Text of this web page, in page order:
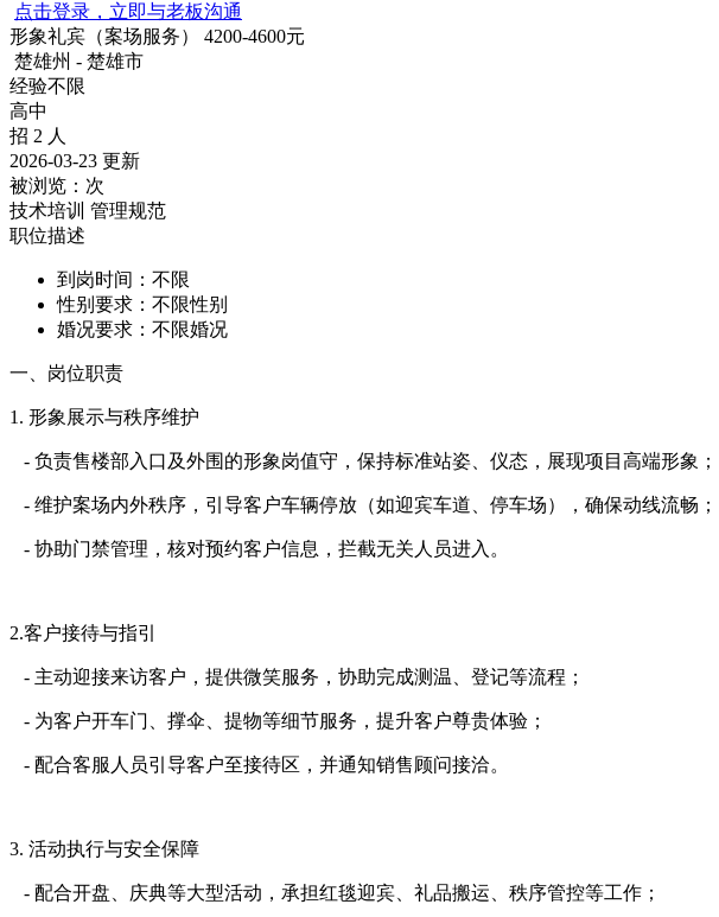
点击登录，立即与老板沟通
形象礼宾（案场服务）
4200-4600元
楚雄州 - 楚雄市
经验不限
高中
招 2 人
2026-03-23 更新
被浏览： 次
技术培训 管理规范
职位描述
到岗时间：不限
性别要求：不限性别
婚况要求：不限婚况
一、岗位职责
1. 形象展示与秩序维护
- 负责售楼部入口及外围的形象岗值守，保持标准站姿、仪态，展现项目高端形象；
- 维护案场内外秩序，引导客户车辆停放（如迎宾车道、停车场），确保动线流畅；
- 协助门禁管理，核对预约客户信息，拦截无关人员进入。
2.客户接待与指引
- 主动迎接来访客户，提供微笑服务，协助完成测温、登记等流程；
- 为客户开车门、撑伞、提物等细节服务，提升客户尊贵体验；
- 配合客服人员引导客户至接待区，并通知销售顾问接洽。
3. 活动执行与安全保障
- 配合开盘、庆典等大型活动，承担红毯迎宾、礼品搬运、秩序管控等工作；